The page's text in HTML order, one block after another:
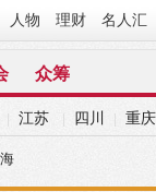
人物 理财 名人汇
众筹
江苏 四川 | 重庆